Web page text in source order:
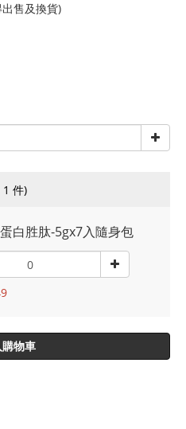
售及換貨)
1 件)
白胜肽-5gx7入隨身包
購物車